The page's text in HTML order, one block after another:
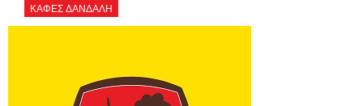
ΚΑΦΕΣ ΔΑΝΔΑΛΗ